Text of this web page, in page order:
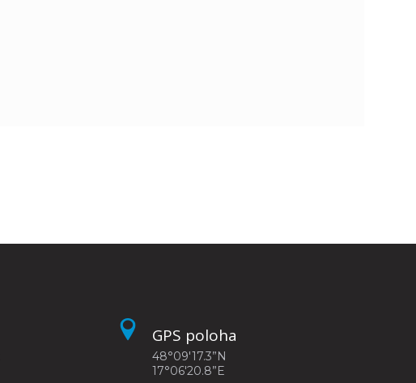
GPS poloha
48°09'17.3”N
17°06'20.8”E